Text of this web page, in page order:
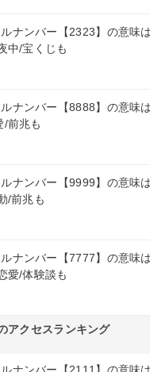
ナンバー【2323】の意味
中/宝くじも
ナンバー【8888】の意味
/前兆も
ナンバー【9999】の意味
/前兆も
ナンバー【7777】の意味
愛/体験談も
アクセスランキング